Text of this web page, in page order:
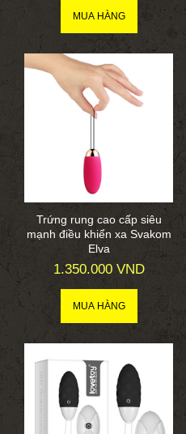
Trứng rung cao cấp siêu
mạnh điều khiển xa Svakom
Elva
1.350.000 VND